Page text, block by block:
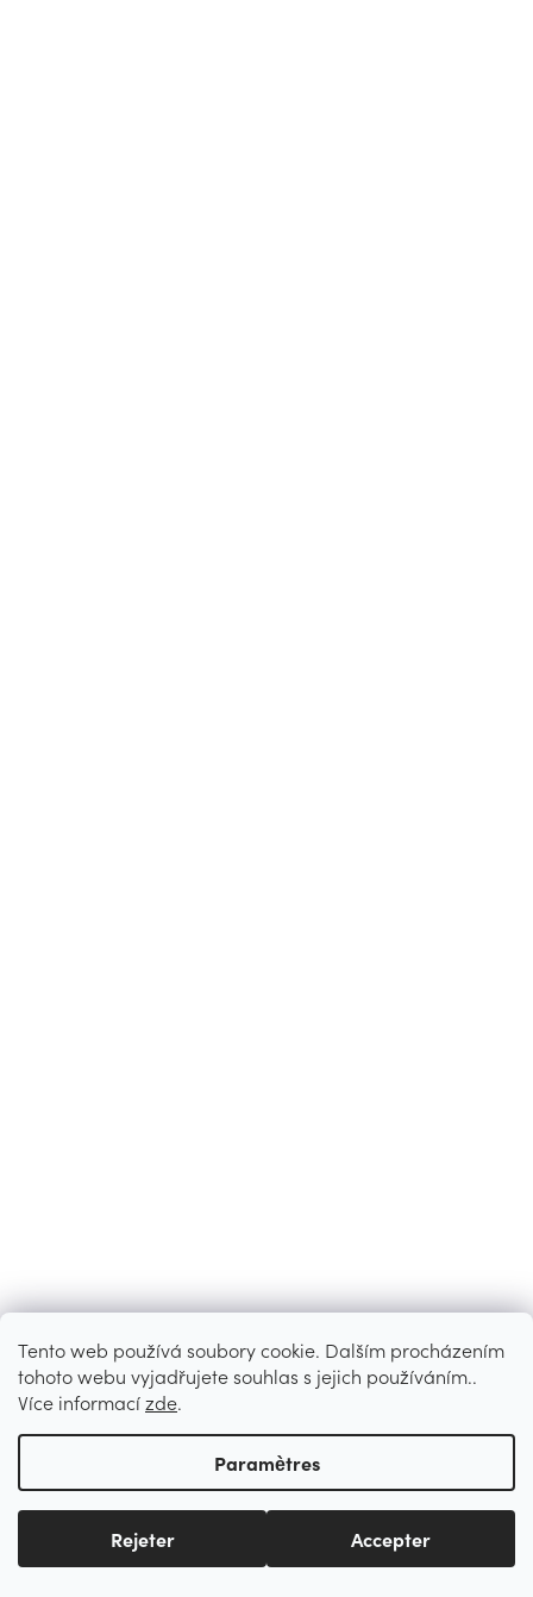
Tento web používá soubory cookie. Dalším procházením
tohoto webu vyjadřujete souhlas s jejich používáním..
Více informacízde.
Paramètres
Rejeter Accepter